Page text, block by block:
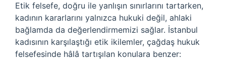
Etik felsefe, doğru ile yanlışın sınırlarını tartarken,
kadının kararlarını yalnızca hukuki değil, ahlaki
bağlamda da değerlendirmemizi sağlar. İstanbul
kadısının karşılaştığı etik ikilemler, çağdaş hukuk
felsefesinde hâlâ tartışılan konulara benzer: